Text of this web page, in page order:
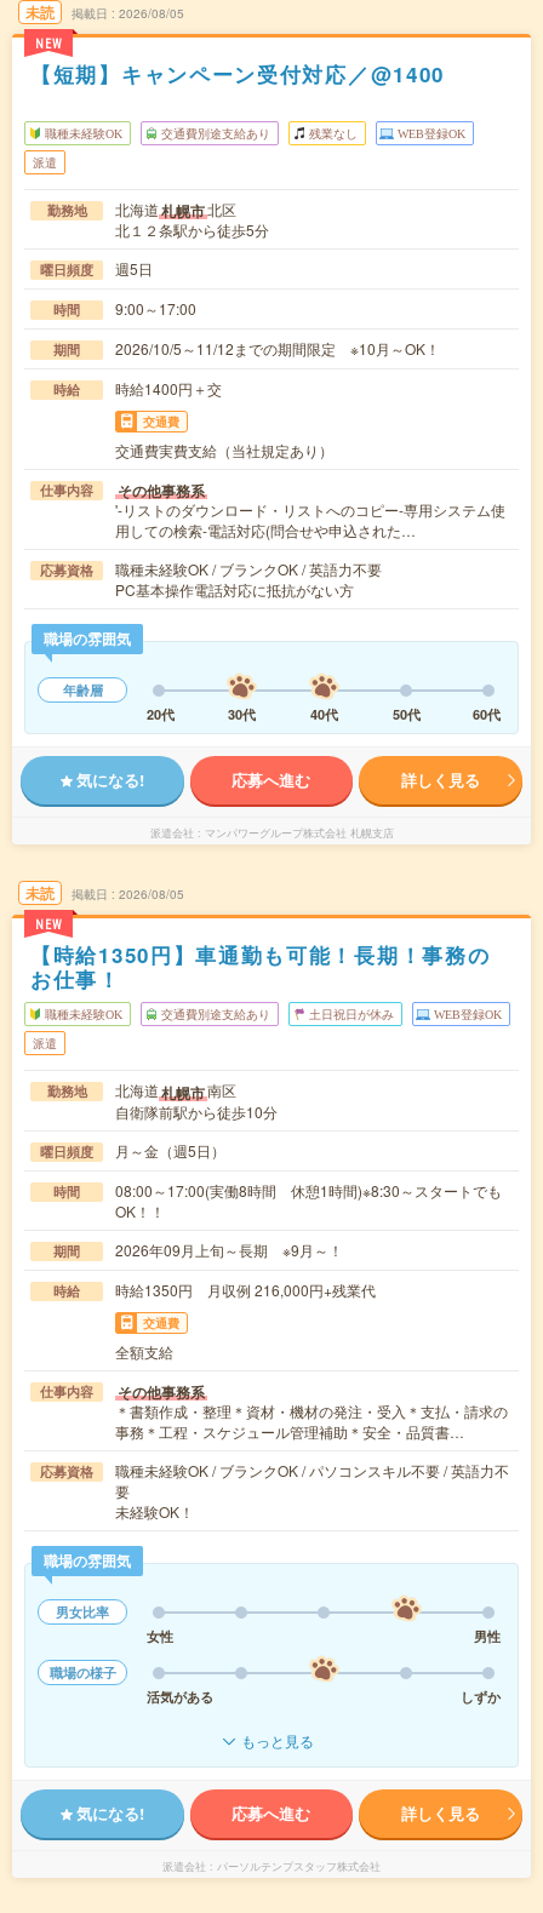
未読
NEW
掲載日 2026/08/05
【短期】キャンペーン受付対応／@1400
職種未経験OK 交通費別途支給あり 残業なし WEB登録OK
派遣
勤務地 北海道札幌市北区
北１２条駅から徒歩5分
曜日頻度 週5日
時間 9:00～17:00
期間 2026/10/5～11/12までの期間限定 ※10月～OK！
時給 時給1400円＋交
交通費
交通費実費支給（当社規定あり）
仕事内容 その他事務系
'-リストのダウンロード・リストへのコピー-専用システム使
用しての検索-電話対応(問合せや申込された…
応募資格
職種未経験OK / ブランクOK / 英語力不要
PC基本操作電話対応に抵抗がない方
職場の雰囲気
年齢層
20代
30代 40代 50代 60代
気になる! 応募へ進む 詳しく見る
派遣会社 マンパワーグループ株式会社 札幌支店
未読
NEW
掲載日 2026/08/05
【時給1350円】車通勤も可能！長期！事務の
お仕事！
職種未経験OK 交通費別途支給あり 土日祝日が休み WEB登録OK
派遣
勤務地 北海道札幌市南区
自衛隊前駅から徒歩10分
曜日頻度 月～金（週5日）
時間
08:00～17:00(実働8時間 休憩1時間)※8:30～スタートでも
OK！！
期間 2026年09月上旬～長期 ※9月～！
時給 時給1350円 月収例 216,000円+残業代
交通費
全額支給
仕事内容 その他事務系
＊書類作成・整理＊資材・機材の発注・受入＊支払・請求の
事務＊工程・スケジュール管理補助＊安全・品質書…
応募資格
職種未経験OK / ブランクOK / パソコンスキル不要 / 英語力不
要
未経験OK！
職場の雰囲気
男女比率
女性
男性
職場の様子
活気がある
しずか
もっと見る
気になる! 応募へ進む 詳しく見る
派遣会社 パーソルテンプスタッフ株式会社